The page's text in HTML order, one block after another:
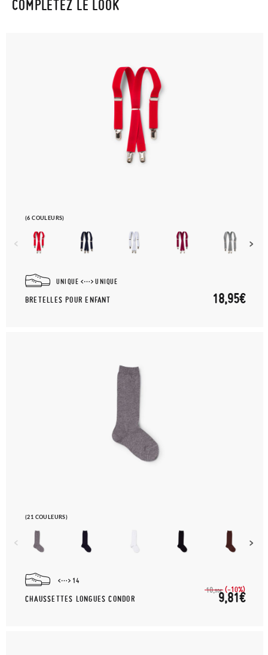
COMPLÉTEZ LE LOOK
(6 COULEURS)
UNIQUE UNIQUE
BRETELLES POUR ENFANT 18,95€
(21 COULEURS)
14
CHAUSSETTES LONGUES CONDOR
10,90€ (-10%)
9,81€